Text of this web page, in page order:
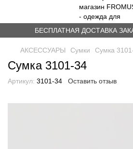
БЕСПЛАТНАЯ ДОСТАВКА
АКСЕССУАРЫ Сумки Сумка
Сумка 3101-34
Артикул: 3101-34 Оставить отзыв